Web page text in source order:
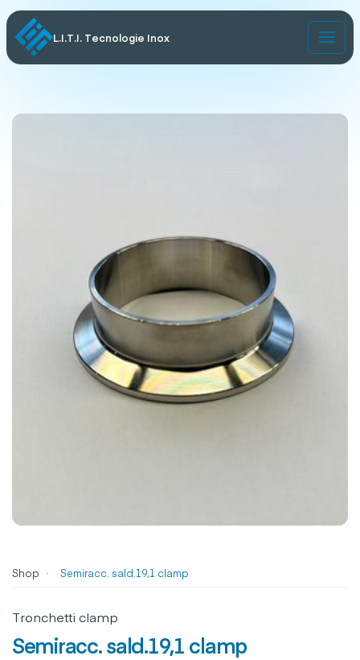
L.I.T.I. Tecnologie Inox
Shop Semiracc. sald.19,1 clamp
Tronchetti clamp
Semiracc. sald.19,1 clamp